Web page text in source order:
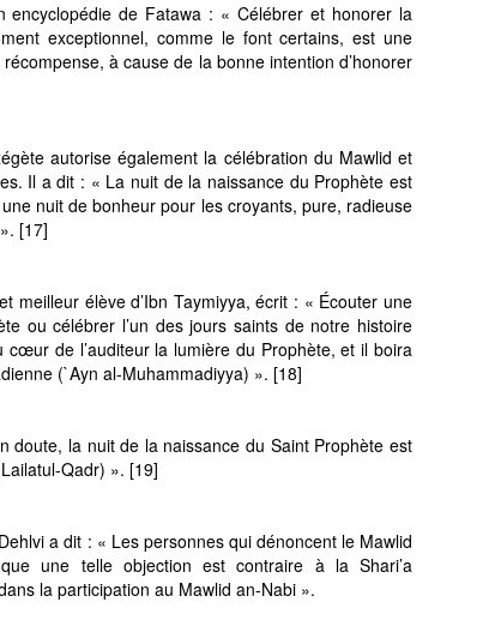
encyclopédie de Fatawa : « Célébrer et honorer la
exceptionnel, comme le font certains, est une
à cause de la bonne intention d’honorer
autorise également la célébration du Mawlid et
Il a dit : « La nuit de la naissance du Prophète est
nuit de bonheur pour les croyants, pure, radieuse
[17]
meilleur élève d’Ibn Taymiyya, écrit : « Écouter une
ou célébrer l’un des jours saints de notre histoire
de l’auditeur la lumière du Prophète, et il boira
(`Ayn al-Muhammadiyya) ». [18]
doute, la nuit de la naissance du Saint Prophète est
Qadr) ». [19]
a dit : « Les personnes qui dénoncent le Mawlid
une telle objection est contraire à la Shari’a
la participation au Mawlid an-Nabi ».